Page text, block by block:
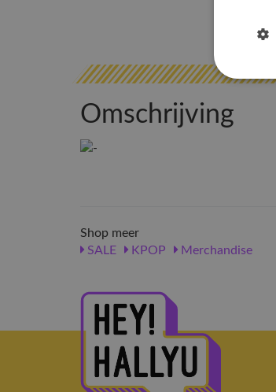
Omschrijving
Shop meer
SALE
KPOP Merchandise